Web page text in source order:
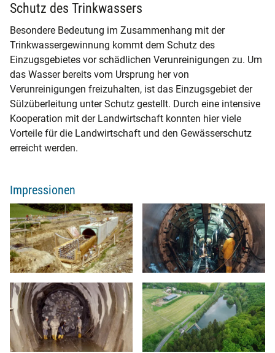
Schutz des Trinkwassers
Besondere Bedeutung im Zusammenhang mit der
Trinkwassergewinnung kommt dem Schutz des
Einzugsgebietes vor schädlichen Verunreinigungen zu. Um
das Wasser bereits vom Ursprung her von
Verunreinigungen freizuhalten, ist das Einzugsgebiet der
Sülzüberleitung unter Schutz gestellt. Durch eine intensive
Kooperation mit der Landwirtschaft konnten hier viele
Vorteile für die Landwirtschaft und den Gewässerschutz
erreicht werden.
Impressionen